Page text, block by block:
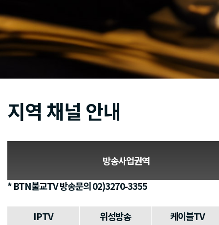
지역 채널 안내
방송사업권역
* BTN불교TV 방송문의 02)3270-3355
IPTV 위성방송
케이블TV